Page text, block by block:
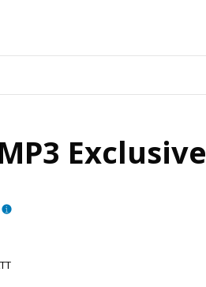
Exclusive